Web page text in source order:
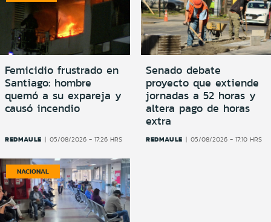
Femicidio frustrado en
Santiago: hombre
quemó a su expareja y
causó incendio
REDMAULE 05/08/2026 - 17:26 HRS
Senado debate
proyecto que extiende
jornadas a 52 horas y
altera pago de horas
extra
REDMAULE 05/08/2026 - 17:10 HRS
NACIONAL